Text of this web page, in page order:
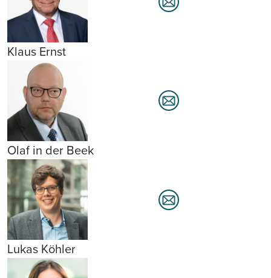
Klaus Ernst
Olaf in der Beek
Lukas Köhler